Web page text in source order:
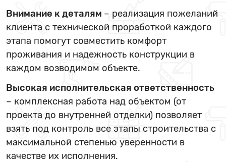
Внимание к деталям – реализация пожеланий
клиента с технической проработкой каждого
этапа помогут совместить комфорт
проживания и надежность конструкции в
каждом возводимом объекте.
Высокая исполнительская ответственность
– комплексная работа над объектом (от
проекта до внутренней отделки) позволяет
взять под контроль все этапы строительства с
максимальной степенью уверенности в
качестве их исполнения.